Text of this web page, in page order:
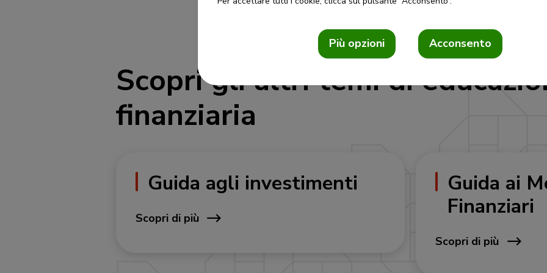
Scopri gli altri temi di
finanziaria
Guida agli investimenti
Scopri di più
Guida ai
Finanziari
Scopri di più
Più opzioni Acconsento